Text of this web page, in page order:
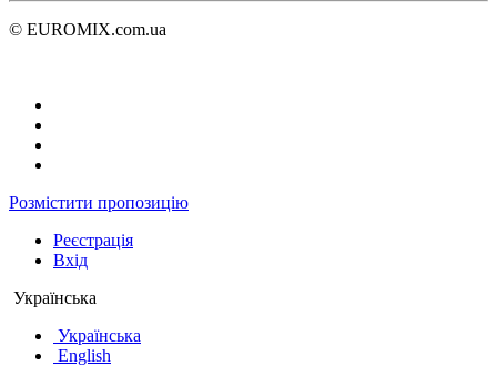
© EUROMIX.com.ua
Розмістити пропозицію
Реєстрація
Вхід
Українська
Українська
English